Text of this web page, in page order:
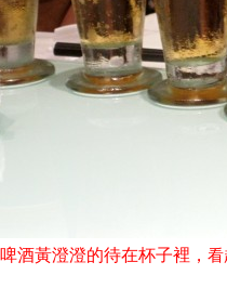
啤酒黃澄澄的待在杯子裡 ， 看